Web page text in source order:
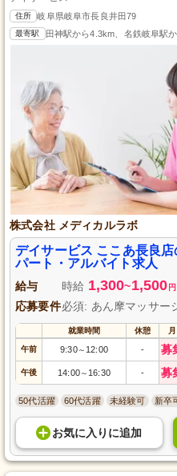
住所 岐阜県岐阜市長良井田79
最寄駅 田神駅から4.3km、名鉄岐阜駅
株式会社 メディカルラボ
デイサービス ここあ長良
パート・アルバイト求人
給与 時給 1,300~1,500 円
応募要件必須: あん摩マッサー
就業時間 休憩 月
午前 9:30～ 12:00 - 募
午後 14:00～ 16:30 - 募
50代活躍 60代活躍 未経験可 新卒
お気に入り に追加